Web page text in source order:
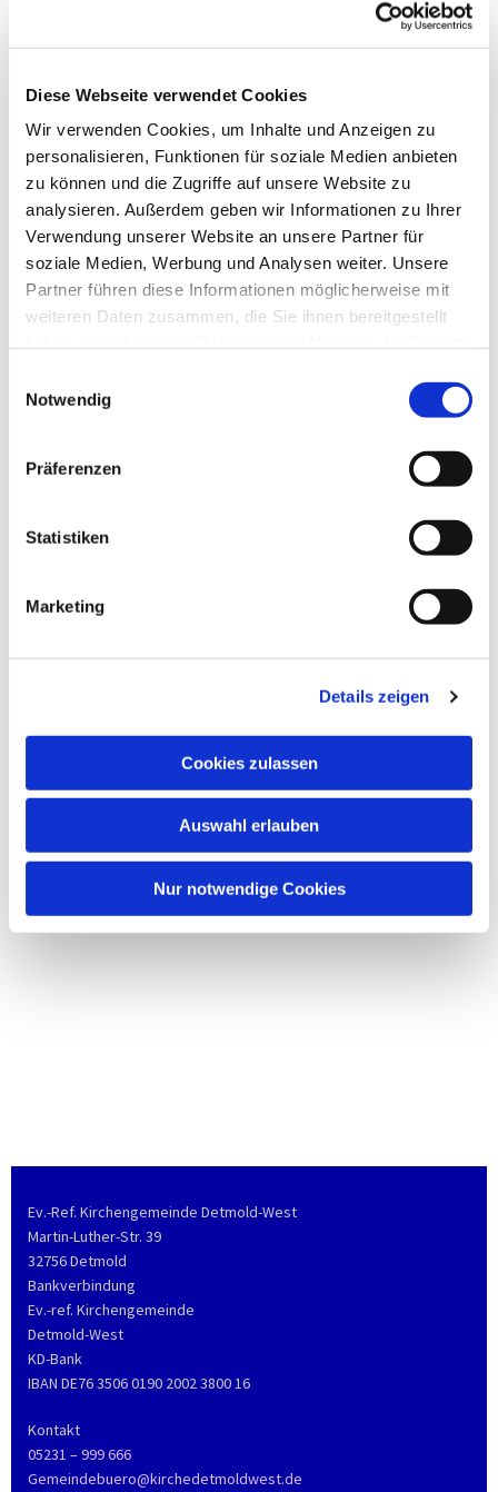
Diese Webseite verwendet Cookies
Wir verwenden Cookies, um Inhalte und Anzeigen zu
personalisieren, Funktionen für soziale Medien anbieten
zu können und die Zugriffe auf unsere Website zu
analysieren. Außerdem geben wir Informationen zu Ihrer
Verwendung unserer Website an unsere Partner für
soziale Medien, Werbung und Analysen weiter. Unsere
Partner führen diese Informationen möglicherweise mit
weiteren Daten zusammen, die Sie ihnen bereitgestellt
Notwendig
Präferenzen
Statistiken
Marketing
Details zeigen
Cookies zulassen
Auswahl erlauben
Nur notwendige Cookies
Themen und Texten mit Kaffee und Tee.
Dies könnte Sie auch
Ev.-Ref. Kirchengemeinde Detmold-West
Martin-Luther-Str. 39
32756 Detmold
Bankverbindung
Ev.-ref. Kirchengemeinde
Detmold-West
KD-Bank
IBAN DE76 3506 0190 2002 3800 16
Kontakt
05231 – 999 666
Gemeindebuero@kirchedetmoldwest.de